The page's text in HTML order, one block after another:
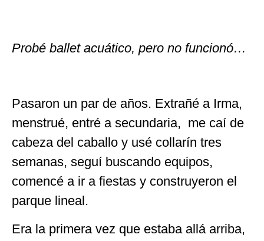
Probé ballet acuático, pero no funcionó…
Pasaron un par de años. Extrañé a Irma,
menstrué, entré a secundaria, me caí de
cabeza del caballo y usé collarín tres
semanas, seguí buscando equipos,
comencé a ir a fiestas y construyeron el
parque lineal.
Era la primera vez que estaba allá arriba,